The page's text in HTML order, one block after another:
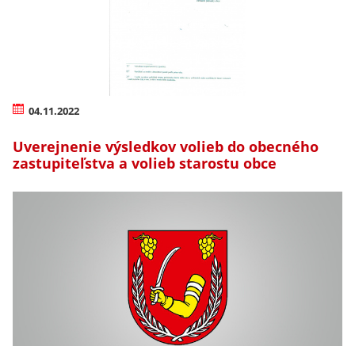
04.11.2022
Uverejnenie výsledkov volieb do obecného
zastupiteľstva a volieb starostu obce